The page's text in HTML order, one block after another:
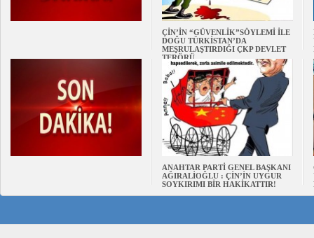
ÇİN’İN “GÜVENLİK”SÖYLEMİ İLE
DOĞU TÜRKİSTAN’DA
MEŞRULAŞTIRDIĞI ÇKP DEVLET
TERÖRÜ
ANAHTAR PARTİ GENEL BAŞKANI
AĞIRALİOĞLU : ÇİN’İN UYGUR
SOYKIRIMI BİR HAKİKATTIR!